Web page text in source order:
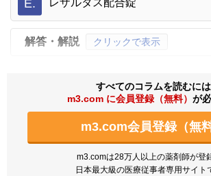
E. レザルタス配合錠
解答・解説 クリックで表示
すべてのコラムを読むには
m3.com に会員登録（無料） が
m3.com会員登録（無料
m3.comは28万人以上の薬剤師が登
日本最大級の医療従事者専用サイト